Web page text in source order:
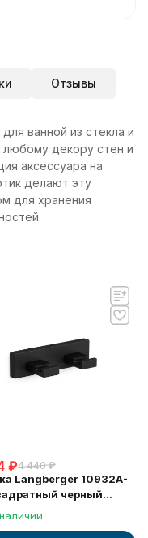
Отзывы
ванной из стекла и
любому декору стен и
аксессуара на
делают эту
для хранения
₽4 440 ₽
черный